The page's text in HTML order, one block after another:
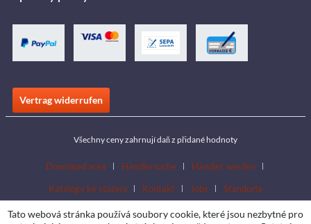
Vertrag widerrufen
Všechny ceny zahrnují daň z přidané hodnoty
Download area Händlersuche
Händler werden
Katalogy ke stažení
Kontakt Jobs Standorte
Tato webová stránka používá soubory cookie, které jsou nezbytné pro